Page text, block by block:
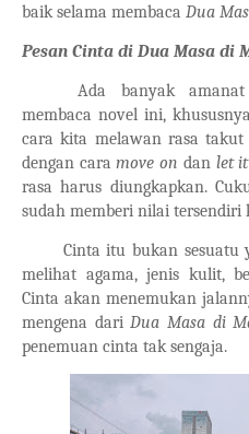
baik selama membaca Dua
Pesan Cinta di Dua Masa di
Ada banyak
membaca novel ini,
cara kita melawan rasa
dengan caramove on dan let
rasa harus diungkapkan.
sudah memberi nilai tersendiri
Cinta itu bukan sesuatu
melihat agama, jenis kulit,
Cinta akan menemukan
mengena dariDua Masa di
penemuan cinta tak sengaja.